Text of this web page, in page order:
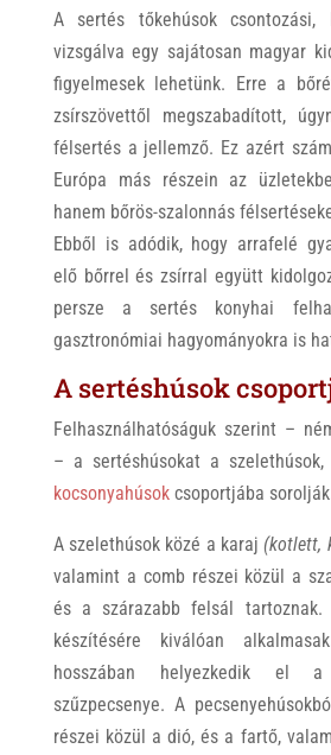
A sertés tőkehúsok csontozási,
vizsgálva egy sajátosan magyar
figyelmesek lehetünk. Erre a
zsírszövettől megszabadított,
félsertés a jellemző. Ez azért
Európa más részein az
hanem bőrös-szalonnás
Ebből is adódik, hogy arrafelé
elő bőrrel és zsírral együtt
persze a sertés konyhai
gasztronómiai hagyományokra is
A sertéshúsok
Felhasználhatóságuk szerint –
– a sertéshúsokat a szelethúsok,
kocsonyahúsokcsoportjába
A szelethúsok közé a karaj (kotlett,
valamint a comb részei közül a
és a szárazabb felsál tartoznak.
készítésére kiválóan
hosszában helyezkedik el
szűzpecsenye. A
részei közül a dió, és a fartő,